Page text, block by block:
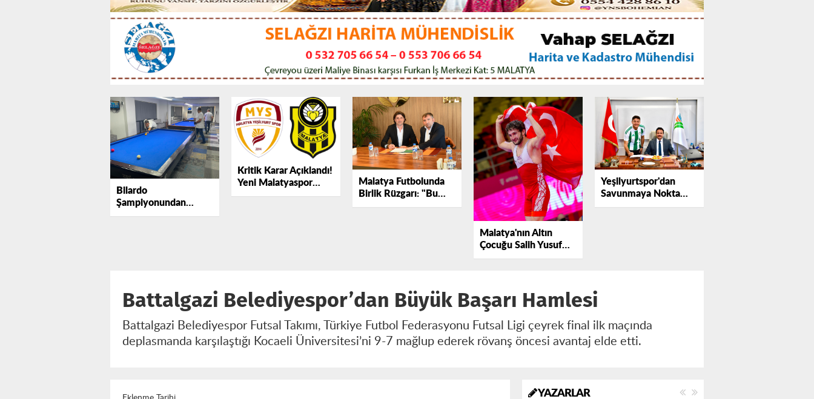
Bilardo
Şampiyonundan
Malatya’ya Geleceğe
Kritik Karar Açıklandı!
Yeni Malatyaspor
2026-2027 Sezonunda
Malatya Futbolunda
Birlik Rüzgarı: "Bu
Birleşme
Malatya'nın Altın
Çocuğu Salih Yusuf
Yazıcı Avrupa'nın
Yeşilyurtspor'dan
Savunmaya Nokta
Atışı Transfer: Fadıl
Battalgazi Belediyespor’dan Büyük Başarı Hamlesi
Battalgazi Belediyespor Futsal Takımı, Türkiye Futbol Federasyonu Futsal Ligi çeyrek final ilk maçında
deplasmanda karşılaştığı Kocaeli Üniversitesi’ni 9-7 mağlup ederek rövanş öncesi avantaj elde etti.
YAZARLAR